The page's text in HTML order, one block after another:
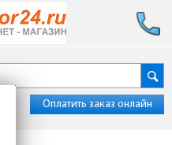
Оплатить заказ онлайн